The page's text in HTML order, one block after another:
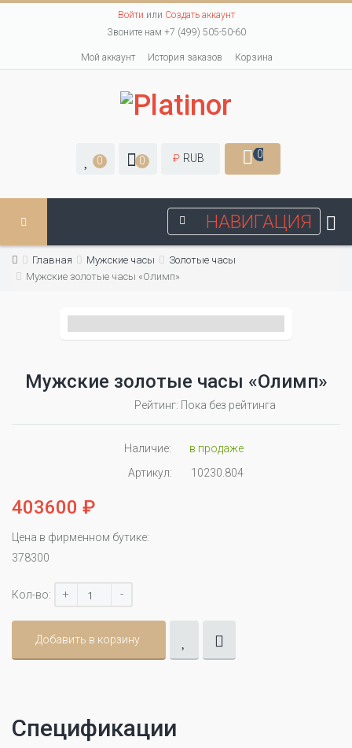
Войти или Создать аккаунт
Звоните нам +7 (499) 505-50-60
Мой аккаунт История заказов Корзина
0 0 ₽ RUB 0
НАВИГАЦИЯ
Главная Мужские часы
Золотые часы
Мужские золотые часы «Олимп»
Мужские золотые часы «Олимп»
Рейтинг: Пока без рейтинга
Наличие:
в продаже
Артикул:
10230.804
403600 ₽
Цена в фирменном бутике:
378300
Кол-во: + -
Добавить в корзину
Спецификации